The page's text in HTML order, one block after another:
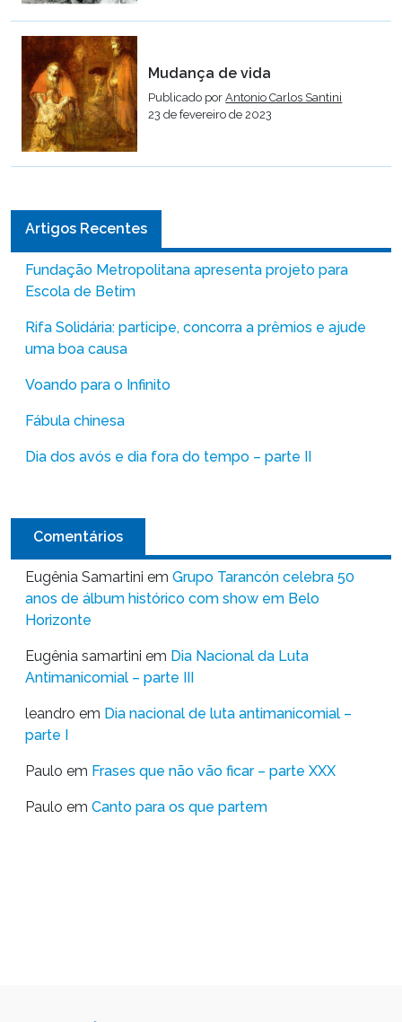
Mudança de vida
Publicado porAntonio Carlos Santini
23 de fevereiro de 2023
Artigos Recentes
Fundação Metropolitana apresenta projeto para
Escola de Betim
Rifa Solidária: participe, concorra a prêmios e ajude
uma boa causa
Voando para o Infinito
Fábula chinesa
Dia dos avós e dia fora do tempo – parte II
Comentários
Eugênia Samartini em Grupo Tarancón celebra 50
anos de álbum histórico com show em Belo
Horizonte
Eugênia samartini em Dia Nacional da Luta
Antimanicomial – parte III
leandro em Dia nacional de luta antimanicomial –
parte I
Paulo em Frases que não vão ficar – parte XXX
Paulo em Canto para os que partem